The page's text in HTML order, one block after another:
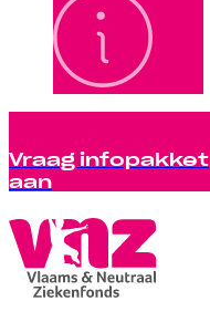
Vraag infopakket
aan